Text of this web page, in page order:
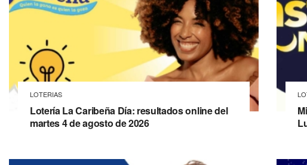
LOTERIAS
Lotería La Caribeña Día: resultados online del
martes 4 de agosto de 2026